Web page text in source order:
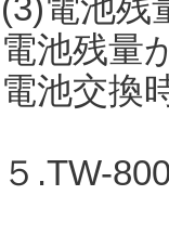
(3)電池残
電池残量
電池交換
５.TW-